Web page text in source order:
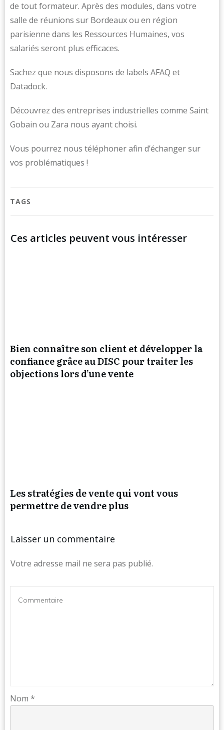
de tout formateur. Après des modules, dans votre
salle de réunions sur Bordeaux ou en région
parisienne dans les Ressources Humaines, vos
salariés seront plus efficaces.
Sachez que nous disposons de labels AFAQ et
Datadock.
Découvrez des entreprises industrielles comme Saint
Gobain ou Zara nous ayant choisi.
Vous pourrez nous téléphoner afin d’échanger sur
vos problématiques !
TAGS
Ces articles peuvent vous intéresser
Bien connaître son client et développer la
confiance grâce au DISC pour traiter les
objections lors d’une vente
Les stratégies de vente qui vont vous
permettre de vendre plus
Laisser un commentaire
Votre adresse mail ne sera pas publié.
Nom *